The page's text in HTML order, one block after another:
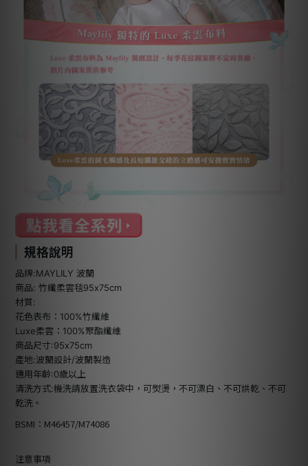
規格說明
品牌:MAYLILY 波蘭
商品: 竹纖柔雲毯95x75cm
材質:
花色表布：100%竹纖維
Luxe柔雲：100%聚酯纖維
商品尺寸:95x75cm
產地:波蘭設計/波蘭製造
適用年齡:0歲以上
清洗方式:機洗請放置洗衣袋中，可熨燙，不可漂白、不可烘乾、不可
乾洗。
BSMI：M46457/M74086
注意事項